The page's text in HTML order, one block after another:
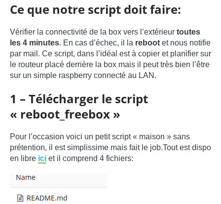
Ce que notre script doit faire:
Vérifier la connectivité de la box vers l’extérieur toutes
les 4 minutes. En cas d’échec, il la reboot et nous notifie
par mail. Ce script, dans l’idéal est à copier et planifier sur
le routeur placé derrière la box mais il peut très bien l’être
sur un simple raspberry connecté au LAN.
1 – Télécharger le script
« reboot_freebox »
Pour l’occasion voici un petit script « maison » sans
prétention, il est simplissime mais fait le job.Tout est dispo
en libre ici et il comprend 4 fichiers: